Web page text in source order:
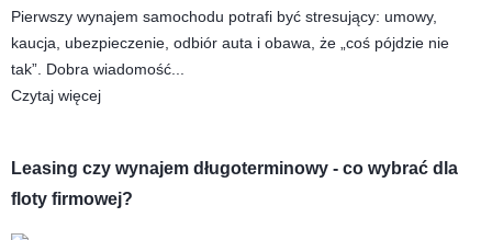
Pierwszy wynajem samochodu potrafi być stresujący: umowy,
kaucja, ubezpieczenie, odbiór auta i obawa, że „coś pójdzie nie
tak”. Dobra wiadomość...
Czytaj więcej
Leasing czy wynajem długoterminowy - co wybrać dla
floty firmowej?